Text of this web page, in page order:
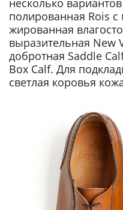
несколько
полированная Rois
жированная
выразительная New
добротная Saddle
Box Calf. Для
светлая коровья